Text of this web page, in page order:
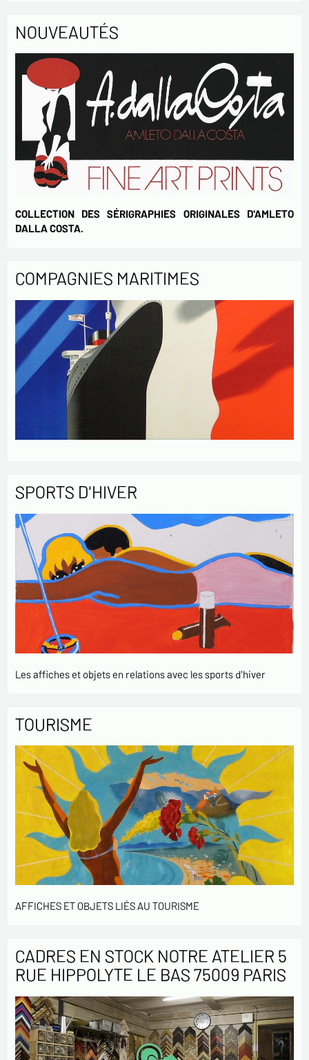
NOUVEAUTÉS
COLLECTION DES SÉRIGRAPHIES ORIGINALES D'AMLETO
DALLA COSTA.
COMPAGNIES MARITIMES
SPORTS D'HIVER
Les affiches et objets en relations avec les sports d'hiver
TOURISME
AFFICHES ET OBJETS LIÉS AU TOURISME
CADRES EN STOCK NOTRE ATELIER 5
RUE HIPPOLYTE LE BAS 75009 PARIS